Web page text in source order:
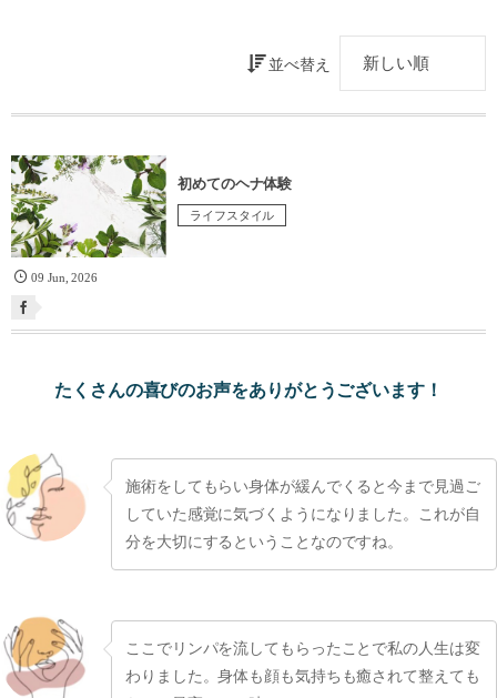
並べ替え
初めてのヘナ体験
ライフスタイル
09 Jun,2026
たくさんの喜びのお声をありがとうございます！
施術をしてもらい身体が緩んでくると今まで見過ご
していた感覚に気づくようになりました。これが自
分を大切にするということなのですね。
ここでリンパを流してもらったことで私の人生は変
わりました。身体も顔も気持ちも癒されて整えても